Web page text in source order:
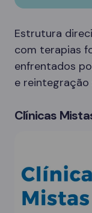
Estrutura
com terapias
enfrentados
e reintegração
Clínicas